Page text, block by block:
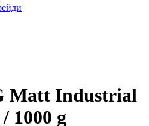
Matt Industrial
1000 g